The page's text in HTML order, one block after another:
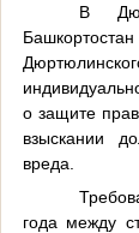
В
о защите
взыскании
вреда.
года между